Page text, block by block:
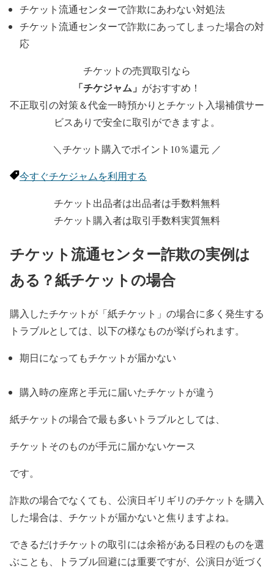
チケット流通センターで詐欺にあわない対処法
チケット流通センターで詐欺にあってしまった場合の対
応
チケットの売買取引なら
「チケジャム」 がおすすめ！
不正取引の対策＆代金一時預かりとチケット入場補償サー
ビスありで安全に取引ができますよ。
＼チケット購入でポイント10％還元 ／
今すぐチケジャムを利用する
チケット出品者は出品者は手数料無料
チケット購入者は取引手数料実質無料
チケット流通センター詐欺の実例は
ある？紙チケットの場合
購入したチケットが「紙チケット」の場合に多く発生する
トラブルとしては、以下の様なものが挙げられます。
期日になってもチケットが届かない
購入時の座席と手元に届いたチケットが違う
紙チケットの場合で最も多いトラブルとしては、
チケットそのものが手元に届かないケース
です。
詐欺の場合でなくても、公演日ギリギリのチケットを購入
した場合は、チケットが届かないと焦りますよね。
できるだけチケットの取引には余裕がある日程のものを選
ぶことも、トラブル回避には重要ですが、公演日が近づく